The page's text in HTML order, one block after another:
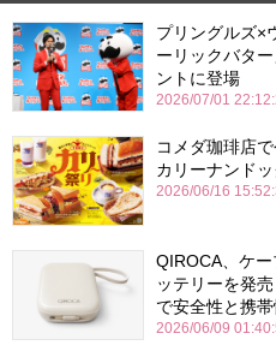
プリングルズ×
ーリックバタ
ントに登場
2026/07/01
コメダ珈琲店
カリーナンド
2026/06/16
QIROCA、ケ
ッテリーを発
で安全性と携
2026/06/09